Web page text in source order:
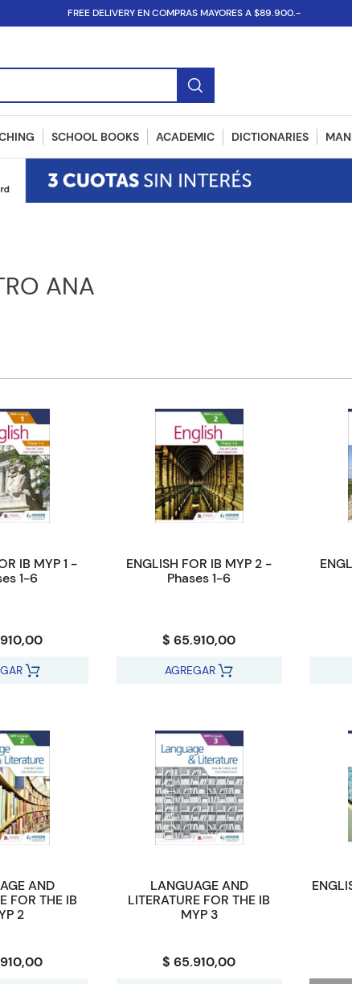
FREE DELIVERY EN COMPRAS MAYORES A $89.900.-
SCHOOL BOOKS ACADEMIC DICTIONARIES
ANA
IB MYP 1 -
1-6
ENGLISH FOR IB MYP 2 -
Phases 1-6
$ 65.910,00
AGREGAR
AND
FOR THE IB
2
LANGUAGE AND
LITERATURE FOR THE IB
MYP 3
$ 65.910,00